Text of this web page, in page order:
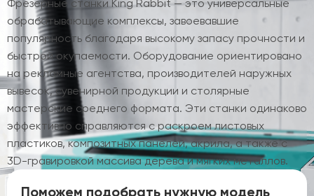
Фрезерные станки King Rabbit — это универсальные
обрабатывающие комплексы, завоевавшие
популярность благодаря высокому запасу прочности и
быстрой окупаемости. Оборудование ориентировано
на рекламные агентства, производителей наружных
вывесок, сувенирной продукции и столярные
мастерские среднего формата. Эти станки одинаково
эффективно справляются с раскроем листовых
пластиков, композитных панелей, акрила, а также с
3D-гравировкой массива дерева и мягких металлов.
Поможем подобрать нужную модель